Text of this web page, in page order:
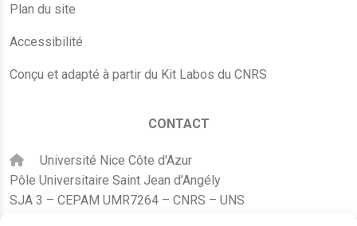
Plan du site
Accessibilité
Conçu et adapté à partir du Kit Labos du CNRS
CONTACT
Université Nice Côte d'Azur
Pôle Universitaire Saint Jean d’Angély
SJA 3 – CEPAM UMR7264 – CNRS – UNS